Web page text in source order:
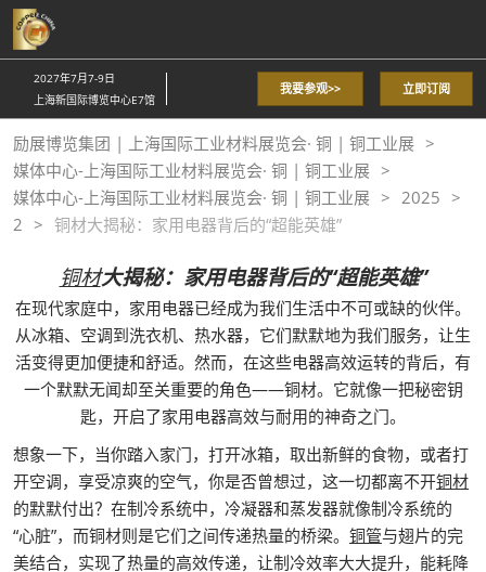
直
接
跳
至
内
容
2027年7月7-9日
上海新国际博览中心E7馆
我要参观>> 立即订阅
励展博览集团 | 上海国际工业材料展览会· 铜 | 铜工业展
媒体中心-上海国际工业材料展览会· 铜 | 铜工业展
媒体中心-上海国际工业材料展览会· 铜 | 铜工业展
2025
2
铜材大揭秘：家用电器背后的“超能英雄”
铜材大揭秘：家用电器背后的“超能英雄”
在现代家庭中，家用电器已经成为我们生活中不可或缺的伙伴。
从冰箱、空调到洗衣机、热水器，它们默默地为我们服务，让生
活变得更加便捷和舒适。然而，在这些电器高效运转的背后，有
一个默默无闻却至关重要的角色——铜材。它就像一把秘密钥
匙，开启了家用电器高效与耐用的神奇之门。
想象一下，当你踏入家门，打开冰箱，取出新鲜的食物，或者打
开空调，享受凉爽的空气，你是否曾想过，这一切都离不开铜材
的默默付出？在制冷系统中，冷凝器和蒸发器就像制冷系统的
“心脏”，而铜材则是它们之间传递热量的桥梁。 铜管与翅片的完
美结合，实现了热量的高效传递，让制冷效率大大提升，能耗降